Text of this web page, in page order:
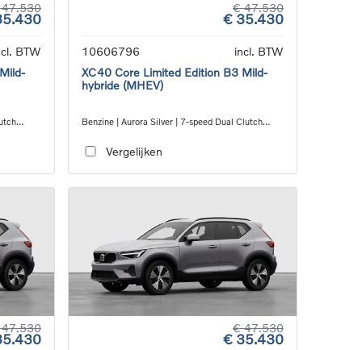
BTW
€ 47.530
€ 35.430
10606796
incl. BTW
XC40 Core Limited Edition B3 Mild-
hybride (MHEV)
Benzine | Aurora Silver | 7-speed Dual Clutch
Vergelijken
€ 47.530
€ 35.430